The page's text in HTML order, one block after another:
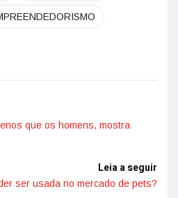
que os homens, mostra
Leia a seguir
ser usada no mercado de pets?